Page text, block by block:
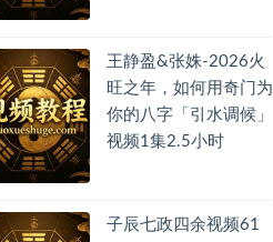
王静盈&张姝-2026火
旺之年，如何用奇门为
你的八字「引水调候」
视频1集2.5小时
子辰七政四余视频61